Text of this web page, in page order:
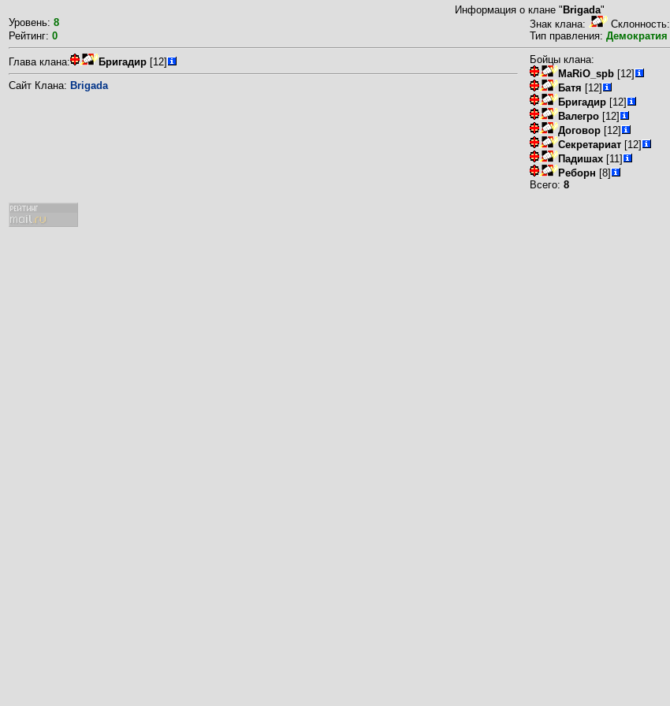
Информация о клане " Brigada"
Уровень: 8 Знак клана:
Склонность:
Рейтинг: 0 Тип правления: Демократия
Глава клана: Бригадир [12]
Сайт Клана: Brigada
Бойцы клана:
MaRiO_spb [12]
Батя [12]
Бригадир [12]
Валегро [12]
Договор [12]
Секретариат [12]
Падишах [11]
Реборн [8]
Всего: 8